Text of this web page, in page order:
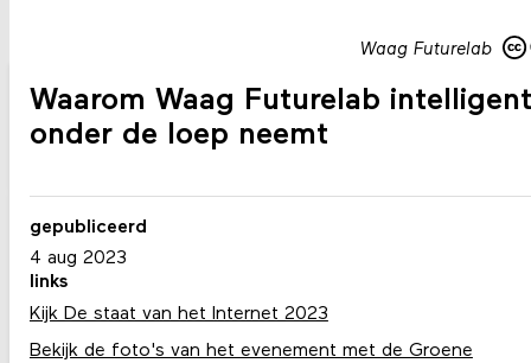
Waag Futurelab
Waarom Waag Futurelab
onder de loep neemt
gepubliceerd
4 aug 2023
links
Kijk De staat van het Internet 2023
Bekijk de foto's van het evenement met de Groene